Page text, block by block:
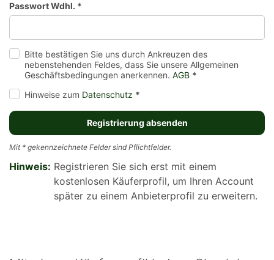
Passwort Wdhl. *
Bitte bestätigen Sie uns durch Ankreuzen des
nebenstehenden Feldes, dass Sie unsere Allgemeinen
Geschäftsbedingungen anerkennen. AGB *
Hinweise zum Datenschutz *
Registrierung absenden
Mit * gekennzeichnete Felder sind Pflichtfelder.
Hinweis: Registrieren Sie sich erst mit einem
kostenlosen Käuferprofil, um Ihren Account
später zu einem Anbieterprofil zu erweitern.